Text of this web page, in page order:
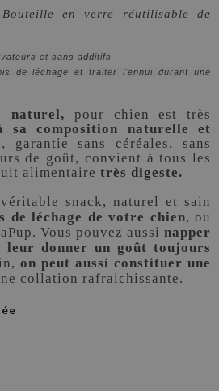
en verre réutilisable de
et sans additifs
de léchage et traiter l'ennui durant une
naturel, pour chien est très
sa composition naturelle et
sans céréales, sans
de goût, convient à tous les
alimentaire très digeste.
snack, naturel et sain
de léchage de votre chien, ou
Vous pouvez aussi napper
leur donner un goût toujours
on peut aussi constituer une
collation rafraichissante.